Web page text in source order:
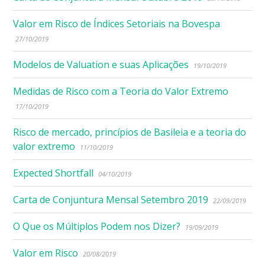
Valor em Risco de Índices Setoriais na Bovespa
27/10/2019
Modelos de Valuation e suas Aplicações 19/10/2019
Medidas de Risco com a Teoria do Valor Extremo
17/10/2019
Risco de mercado, princípios de Basileia e a teoria do
valor extremo
11/10/2019
Expected Shortfall 04/10/2019
Carta de Conjuntura Mensal Setembro 2019 22/09/2019
O Que os Múltiplos Podem nos Dizer? 19/09/2019
Valor em Risco 20/08/2019